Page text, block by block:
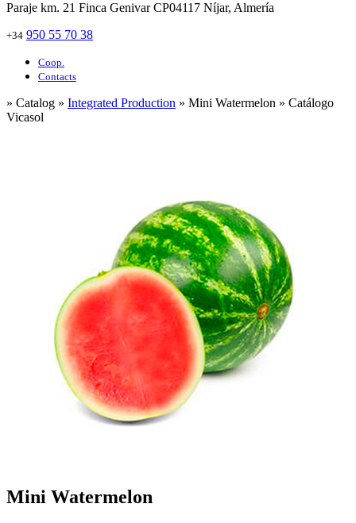
Paraje km. 21 Finca Genivar CP04117 Níjar, Almería
+34 950 55 70 38
Coop.
Contacts
» Catalog » Integrated Production » Mini Watermelon » Catálogo
Vicasol
Mini Watermelon